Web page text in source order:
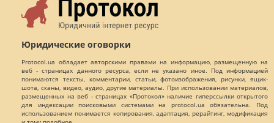
Юридические оговорки
Protocol.ua обладает авторскими правами на информацию, размещенную на
веб - страницах данного ресурса, если не указано иное. Под информацией
понимаются тексты, комментарии, статьи, фотоизображения, рисунки, ящик-
шота, сканы, видео, аудио, другие материалы. При использовании материалов,
размещенных на веб - страницах «Протокол» наличие гиперссылки открытого
для индексации поисковыми системами на protocol.ua обязательна. Под
использованием понимается копирования, адаптация, рерайтинг, модификация